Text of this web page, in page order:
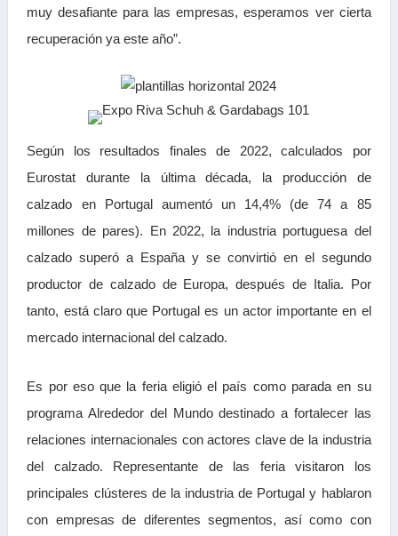
muy desafiante para las empresas, esperamos ver cierta
recuperación ya este año”.
Según los resultados finales de 2022, calculados por
Eurostat durante la última década, la producción de
calzado en Portugal aumentó un 14,4% (de 74 a 85
millones de pares). En 2022, la industria portuguesa del
calzado superó a España y se convirtió en el segundo
productor de calzado de Europa, después de Italia. Por
tanto, está claro que Portugal es un actor importante en el
mercado internacional del calzado.
Es por eso que la feria eligió el país como parada en su
programa Alrededor del Mundo destinado a fortalecer las
relaciones internacionales con actores clave de la industria
del calzado. Representante de las feria visitaron los
principales clústeres de la industria de Portugal y hablaron
con empresas de diferentes segmentos, así como con